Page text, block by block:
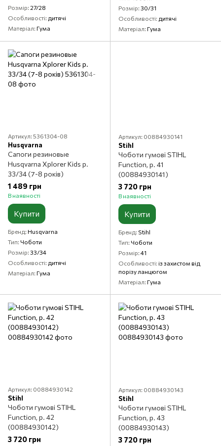
Розмір 27/28
Особливості дитячі
Матеріал Гума
Розмір 30/31
Особливості дитячі
Матеріал Гума
Артикул: 5361304-08
Husqvarna
Сапоги резиновые
Husqvarna Xplorer Kids р.
33/34 (7-8 років)
1 489 грн
В наявності
Купити
Бренд Husqvarna
Тип Чоботи
Розмір 33/34
Особливості дитячі
Матеріал Гума
Артикул: 00884930141
Stihl
Чоботи гумові STIHL
Function, р. 41
(00884930141)
3 720 грн
В наявності
Купити
Бренд Stihl
Тип Чоботи
Розмір 41
Особливості із захистом від
порізу ланцюгом
Матеріал Гума
Артикул: 00884930142
Stihl
Чоботи гумові STIHL
Function, р. 42
(00884930142)
3 720 грн
Артикул: 00884930143
Stihl
Чоботи гумові STIHL
Function, р. 43
(00884930143)
3 720 грн